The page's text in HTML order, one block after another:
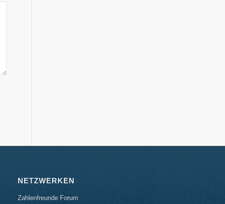
NETZWERKEN
Zahlenfreunde Forum